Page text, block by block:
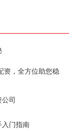
资，全方位助您稳
司
门指南